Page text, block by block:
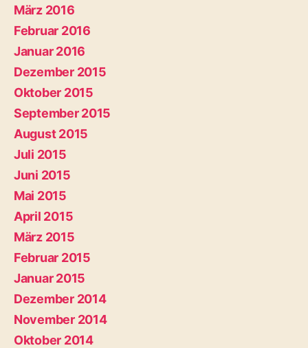
März 2016
Februar 2016
Januar 2016
Dezember 2015
Oktober 2015
September 2015
August 2015
Juli 2015
Juni 2015
Mai 2015
April 2015
März 2015
Februar 2015
Januar 2015
Dezember 2014
November 2014
Oktober 2014